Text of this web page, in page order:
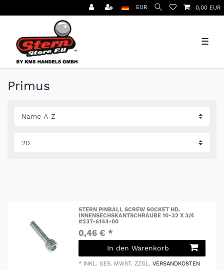
EUR 0,00 EUR
☰
Primus
STERN PINBALL SCREW SOCKET HD.
INNENSECHSKANTSCHRAUBE 10-32 X 3/4
#237-6144-00
0,46 € *
In den Warenkorb
* INKL. GES. MWST. ZZGL.VERSANDKOSTEN